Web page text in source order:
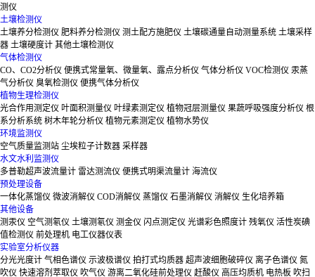
测仪
土壤检测仪
土壤养分检测仪 肥料养分检测仪 测土配方施肥仪 土壤碳通量自动测量系统 土壤采样
器 土壤硬度计 其他土壤检测仪
气体检测仪
CO、CO2分析仪 便携式常量氧、微量氧、露点分析仪 气体分析仪 VOC检测仪 汞蒸
气分析仪 臭氧检测仪 便携气体分析仪
植物生理检测仪
光合作用测定仪 叶面积测量仪 叶绿素测定仪 植物冠层测量仪 果蔬呼吸强度分析仪 根
系分析系统 树木年轮分析仪 植物元素测定仪 植物水势仪
环境监测仪
空气质量监测站 尘埃粒子计数器 采样器
水文水利监测仪
多普勒超声波流量计 雷达测流仪 便携式明渠流量计 海流仪
预处理设备
一体化蒸馏仪 微波消解仪 COD消解仪 蒸馏仪 石墨消解仪 消解仪 生化培养箱
其他设备
测汞仪 空气测氡仪 土壤测氡仪 测金仪 闪点测定仪 光谱彩色照度计 残氧仪 活性炭碘
值检测仪 前处理机 电工仪器仪表
实验室分析仪器
分光光度计 气相色谱仪 示波极谱仪 拍打式均质器 超声波细胞破碎仪 离子色谱仪 氮
吹仪 快速溶剂萃取仪 吹气仪 游离二氧化硅前处理仪 赶酸仪 高压均质机 电热板 吹扫